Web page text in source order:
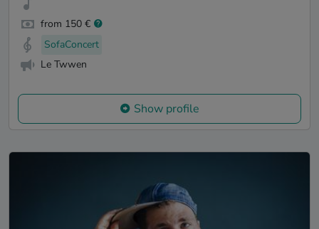
from 150 €
SofaConcert
Le Twwen
Show profile